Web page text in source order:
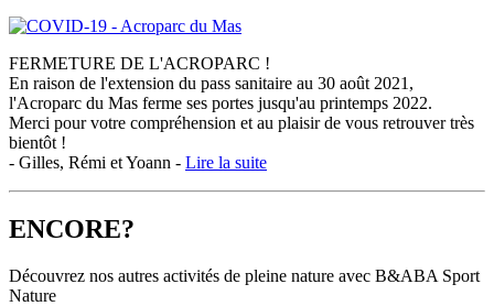
FERMETURE DE L'ACROPARC !
En raison de l'extension du pass sanitaire au 30 août 2021,
l'Acroparc du Mas ferme ses portes jusqu'au printemps 2022.
Merci pour votre compréhension et au plaisir de vous retrouver très
bientôt !
- Gilles, Rémi et Yoann - Lire la suite
ENCORE?
Découvrez nos autres activités de pleine nature avec B&ABA Sport
Nature